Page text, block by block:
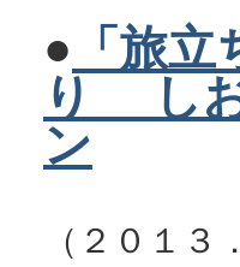
● 「旅
り しお
ン
（２０１３